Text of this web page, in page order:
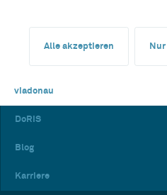
Alle akzeptieren
viadonau
DoRIS
Blog
Karriere